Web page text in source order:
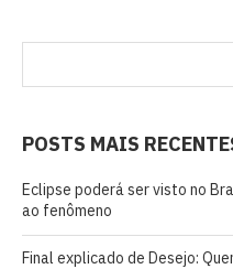
POSTS MAIS
Eclipse poderá ser visto no
ao fenômeno
Final explicado de Desejo: